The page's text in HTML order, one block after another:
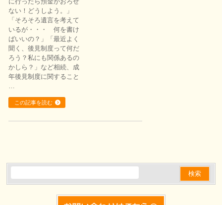
ない！どうしよう。」
「そろそろ遺言を考えて
いるが・・・ 何を書け
ばいいの？」「最近よく
聞く、後見制度って何だ
ろう？私にも関係あるの
かしら？」など相続、成
年後見制度に関すること
…
この記事を読む